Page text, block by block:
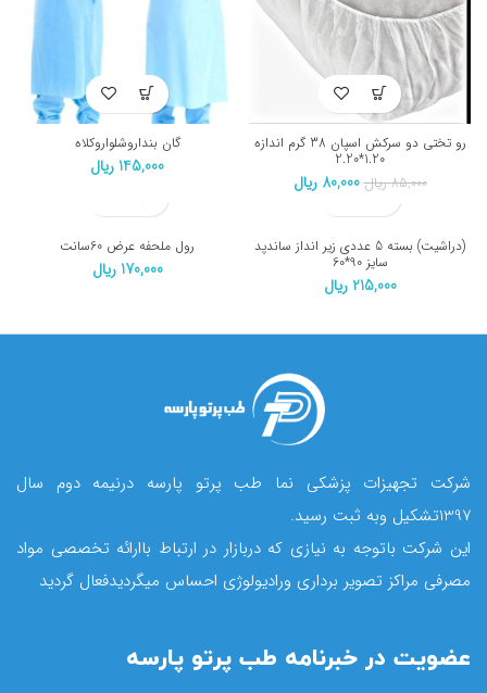
رو تختی دو سرکش اسپان 38 گرم اندازه
1.20*2.20
85,000 ریالقیمت
بود.
80,000 ریال
گان بنداروشلواروکلاه
145,000 ریال
(دراشیت) بسته 5 عددی زیر انداز ساندپد
سایز 90*60
215,000 ریال
رول ملحفه عرض 60سانت
170,000 ریال
شرکت تجهیزات پزشکی نما طب پرتو پارسه درنیمه دوم سال
1397تشکیل وبه ثبت رسید.
این شرکت باتوجه به نیازی که دربازار در ارتباط باارائه تخصصی مواد
مصرفی مراکز تصویر برداری ورادیولوژی احساس میگردیدفعال گردید
عضویت در خبرنامه طب پرتو پارسه